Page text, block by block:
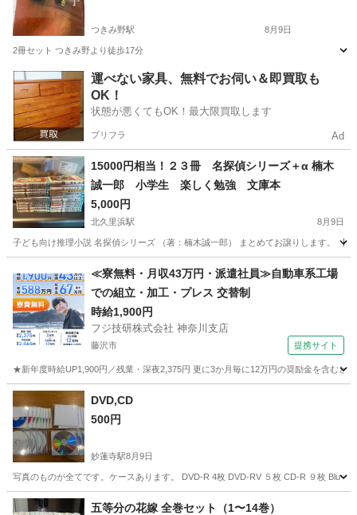
つきみ野駅 8月9日
2冊セット つきみ野より徒歩17分
神奈川 大和市 つきみ野駅 文芸 セット
運べない家具、無料でお伺い＆即買取も
OK！
状態が悪くてもOK！最大限買取します
プリフラ Ad
15000円相当！２３冊 名探偵シリーズ＋α 楠木
誠一郎 小学生 楽しく勉強 文庫本
5,000円
北久里浜駅 8月9日
子ども向け推理小説 名探偵シリーズ （著：楠木誠一郎） まとめてお譲りします。 【
北久里浜駅 文芸 小学生
≪寮無料・月収43万円・派遣社員≫自動車系工場
での組立・加工・プレス 交替制
時給1,900円
フジ技研株式会社 神奈川支店
藤沢市 提携サイト
★新年度時給UP1,900円／残業・深夜2,375円 更に3か月毎に12万円の奨励金を含む
神奈川 藤沢市 DVD,CD
500円
妙蓮寺駅8月9日
写真のものが全てです。ケースあります。 DVD-R 4枚 DVD-RV ５枚 CD-R ９枚 Blu-
神奈川 横浜市 妙蓮寺駅 DVD/ブルーレイ
五等分の花嫁 全巻セット（1〜14巻）